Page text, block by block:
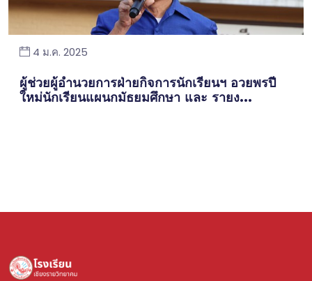
4 ม.ค. 2025
ผู้ช่วยผู้อำนวยการฝ่ายกิจการนักเรียนฯ อวยพรปี
ใหม่นักเรียนแผนกมัธยมศึกษา และ รายง...